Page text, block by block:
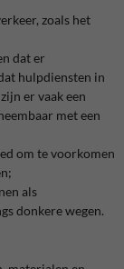
zoals het
dat er
hulpdiensten in
er vaak een
met een
om te voorkomen
als
donkere wegen.